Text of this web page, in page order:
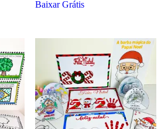
Baixar Grátis